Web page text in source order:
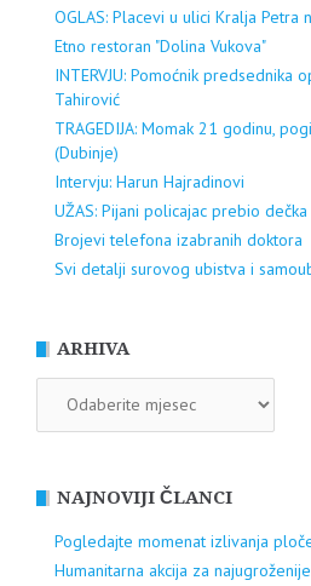
OGLAS: Placevi u ulici Kralja Petra
Etno restoran "Dolina Vukova"
INTERVJU: Pomoćnik predsednika
Tahirović
TRAGEDIJA: Momak 21 godinu,
(Dubinje)
Intervju: Harun Hajradinovi
UŽAS: Pijani policajac prebio
Brojevi telefona izabranih doktora
Svi detalji surovog ubistva i
ARHIVA
NAJNOVIJI ČLANCI
Pogledajte momenat izlivanja
Humanitarna akcija za